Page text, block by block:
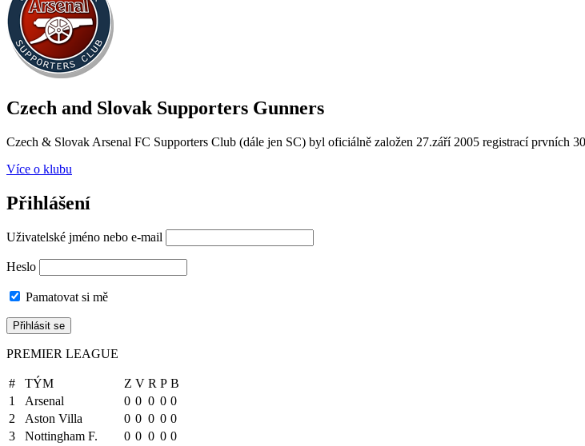
Czech and Slovak Supporters Gunners
Czech & Slovak Arsenal FC Supporters Club (dále jen SC) byl oficiálně založen 27.září 2005 registrací prvních
Více o klubu
Přihlášení
Uživatelské jméno nebo e-mail
Heslo
Pamatovat si mě
PREMIER LEAGUE
# TÝM Z V R P B
1
Arsenal 0 0 0 0 0
2
Aston Villa 0 0 0 0 0
3
Nottingham F. 0 0 0 0 0